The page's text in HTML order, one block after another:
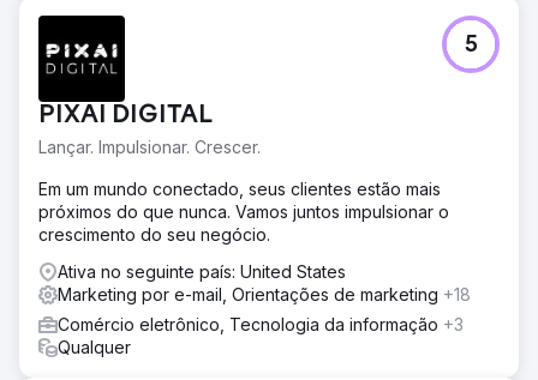
PIXAI DIGITAL
Lançar. Impulsionar. Crescer.
5
Em um mundo conectado, seus clientes estão mais
próximos do que nunca. Vamos juntos impulsionar o
crescimento do seu negócio.
Ativa no seguinte país: United States
Marketing por e-mail, Orientações de marketing +18
Comércio eletrônico, Tecnologia da informação +3
Qualquer